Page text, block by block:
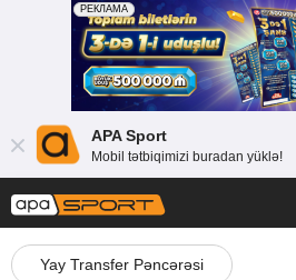
APA Sport
Mobil tətbiqimizi buradan yüklə!
Yay Transfer Pəncərəsi